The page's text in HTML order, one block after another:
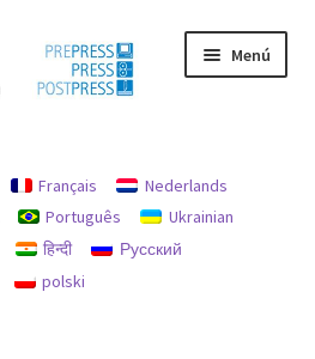
Menú
Français
Nederlands
Português
Ukrainian
हिन्दी
Русский
polski